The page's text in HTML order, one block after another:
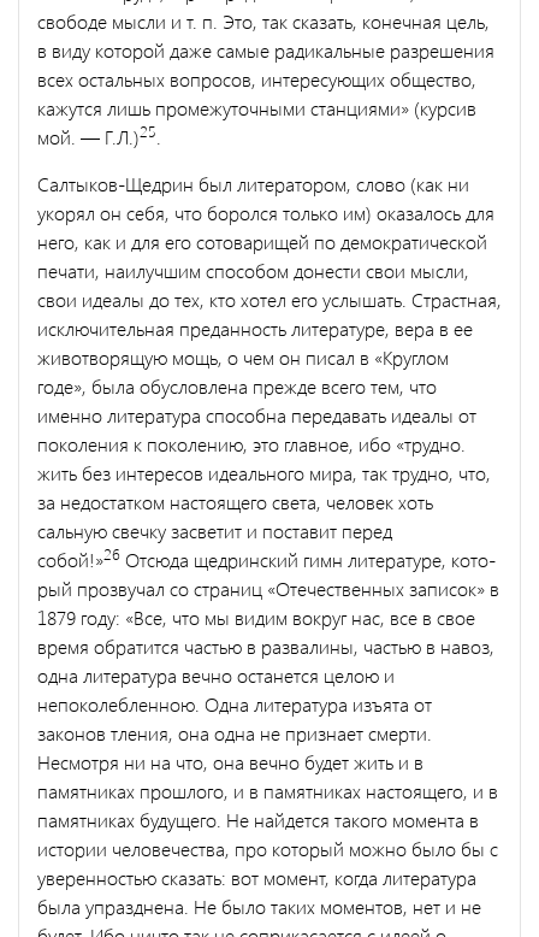
свободе мысли и т. п. Это, так сказать, конечная цель,
в виду которой даже самые радикальные разрешения
всех остальных вопросов, интересующих общество,
кажутся лишь проме­жуточными станциями» (курсив
мой. — Г.Л.)25
Салтыков-Щедрин был литератором, слово (как ни
укорял он себя, что боролся только им) оказалось для
него, как и для его со­товарищей по демократической
печати, наилучшим способом до­нести свои мысли,
свои идеалы до тех, кто хотел его услышать. Страстная,
исключительная преданность литературе, вера в ее
жи­вотворящую мощь, о чем он писал в «Круглом
годе», была обуслов­лена прежде всего тем, что
именно литература способна переда­вать идеалы от
поколения к поколению, это главное, ибо «трудно.
жить без интересов идеального мира, так трудно, что,
за недостат­ком настоящего света, человек хоть
сальную свечку засветит и по­ставит перед
собой!»26 Отсюда щедринский гимн литературе, кото­
рый прозвучал со страниц «Отечественных записок» в
1879 году: «Все, что мы видим вокруг нас, все в свое
время обратится частью в развалины, частью в навоз,
одна литература вечно останется це­лою и
непоколебленною. Одна литература изъята от
законов тле­ния, она одна не признает смерти.
Несмотря ни на что, она вечно будет жить и в
памятниках прошлого, и в памятниках настоящего, и в
памятниках будущего. Не найдется такого момента в
истории человечества, про который можно было бы с
уверенностью ска­зать: вот момент, когда литература
была упразднена. Не было та­ких моментов, нет и не